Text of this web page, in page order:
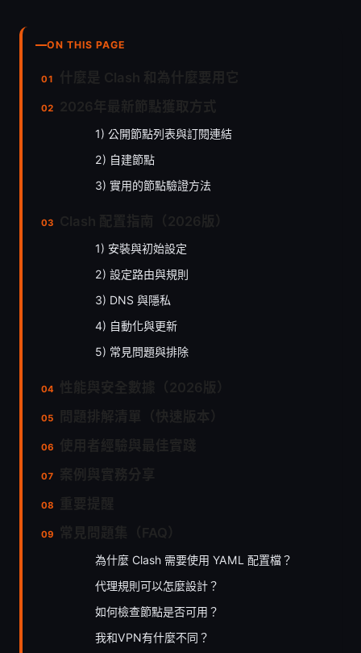
ON THIS PAGE
1) 公開節點列表與訂閱連結
2) 自建節點
3) 實用的節點驗證方法
1) 安裝與初始設定
2) 設定路由與規則
3) DNS 與隱私
4) 自動化與更新
5) 常見問題與排除
為什麼 Clash 需要使用 YAML 配置檔？
代理規則可以怎麼設計？
如何檢查節點是否可用？
我和VPN有什麼不同？